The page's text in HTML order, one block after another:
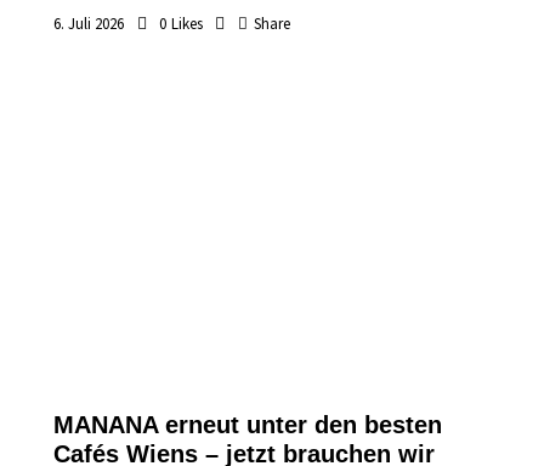
6. Juli 2026 0 Likes Share
MANANA erneut unter den besten
Cafés Wiens – jetzt brauchen wir